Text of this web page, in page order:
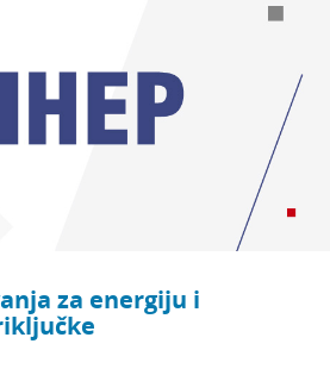
za energiju i